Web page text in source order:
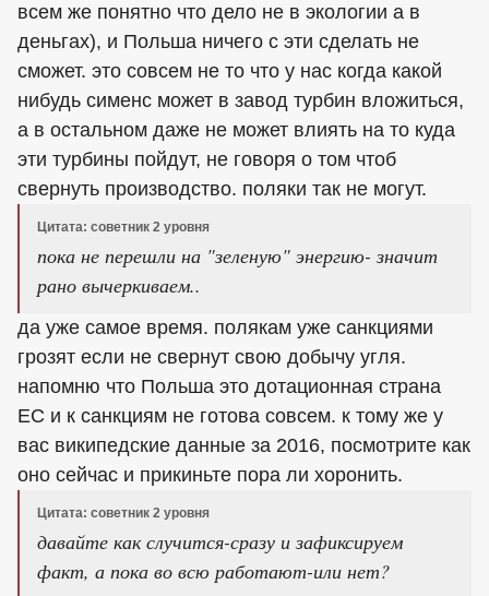
всем же понятно что дело не в экологии а в
деньгах), и Польша ничего с эти сделать не
сможет. это совсем не то что у нас когда какой
нибудь сименс может в завод турбин вложиться,
а в остальном даже не может влиять на то куда
эти турбины пойдут, не говоря о том чтоб
свернуть производство. поляки так не могут.
Цитата: советник 2 уровня
пока не перешли на "зеленую" энергию- значит
рано вычеркиваем..
да уже самое время. полякам уже санкциями
грозят если не свернут свою добычу угля.
напомню что Польша это дотационная страна
ЕС и к санкциям не готова совсем. к тому же у
вас википедские данные за 2016, посмотрите как
оно сейчас и прикиньте пора ли хоронить.
Цитата: советник 2 уровня
давайте как случится-сразу и зафиксируем
факт, а пока во всю работают-или нет?